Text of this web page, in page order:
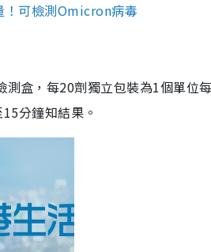
！可檢測Omicron病毒
盒，每20劑獨立包裝為1個單位
分鐘知結果。